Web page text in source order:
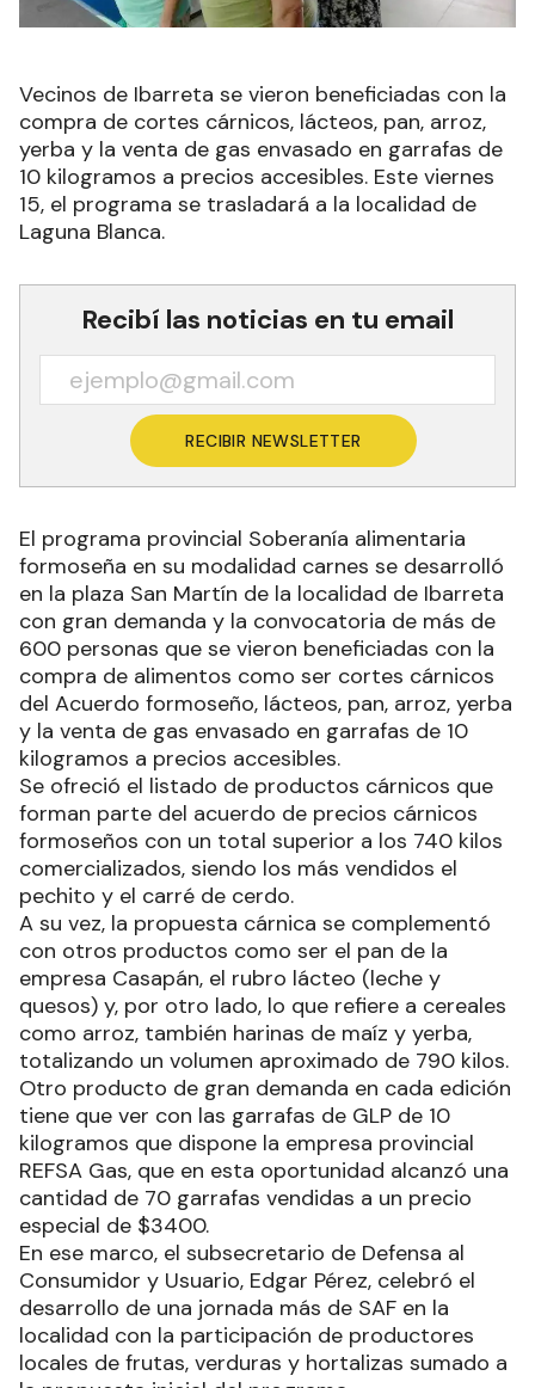
Vecinos de Ibarreta se vieron beneficiadas con la
compra de cortes cárnicos, lácteos, pan, arroz,
yerba y la venta de gas envasado en garrafas de
10 kilogramos a precios accesibles. Este viernes
15, el programa se trasladará a la localidad de
Laguna Blanca.
Recibí las noticias en tu email
RECIBIR NEWSLETTER
El programa provincial Soberanía alimentaria
formoseña en su modalidad carnes se desarrolló
en la plaza San Martín de la localidad de Ibarreta
con gran demanda y la convocatoria de más de
600 personas que se vieron beneficiadas con la
compra de alimentos como ser cortes cárnicos
del Acuerdo formoseño, lácteos, pan, arroz, yerba
y la venta de gas envasado en garrafas de 10
kilogramos a precios accesibles.
Se ofreció el listado de productos cárnicos que
forman parte del acuerdo de precios cárnicos
formoseños con un total superior a los 740 kilos
comercializados, siendo los más vendidos el
pechito y el carré de cerdo.
A su vez, la propuesta cárnica se complementó
con otros productos como ser el pan de la
empresa Casapán, el rubro lácteo (leche y
quesos) y, por otro lado, lo que refiere a cereales
como arroz, también harinas de maíz y yerba,
totalizando un volumen aproximado de 790 kilos.
Otro producto de gran demanda en cada edición
tiene que ver con las garrafas de GLP de 10
kilogramos que dispone la empresa provincial
REFSA Gas, que en esta oportunidad alcanzó una
cantidad de 70 garrafas vendidas a un precio
especial de $3400.
En ese marco, el subsecretario de Defensa al
Consumidor y Usuario, Edgar Pérez, celebró el
desarrollo de una jornada más de SAF en la
localidad con la participación de productores
locales de frutas, verduras y hortalizas sumado a